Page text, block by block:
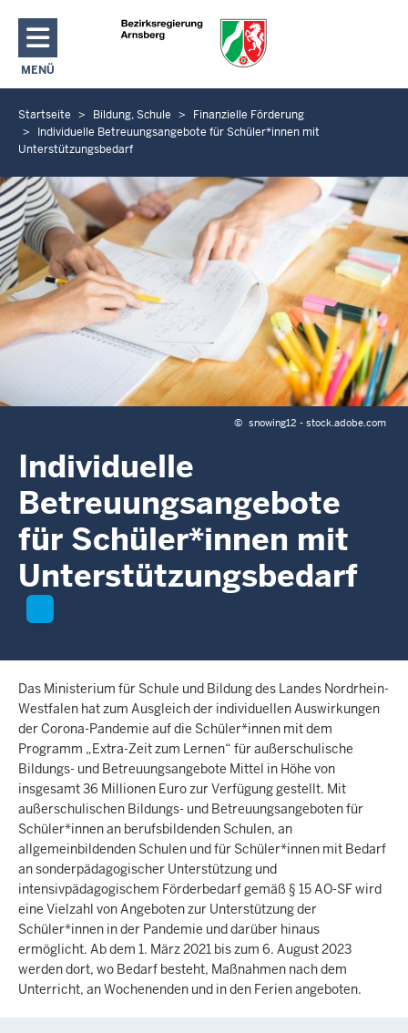
Direkt zum Inhalt
MENÜ
NAVIGATION AKTIVIEREN/DEAKTIVIEREN: HAUPTMENÜ
S
i
b
e
f
i
n
d
e
n
h
i
e
r
Startseite Bildung, Schule
Finanzielle Förderung
Individuelle Betreuungsangebote für Schüler*innen mit
Unterstützungsbedarf
© snowing12 - stock.adobe.com
Individuelle
Betreuungsangebote
für Schüler*innen mit
Unterstützungsbedarf
Das Ministerium für Schule und Bildung des Landes Nordrhein-
Westfalen hat zum Ausgleich der individuellen Auswirkungen
der Corona-Pandemie auf die Schüler*innen mit dem
Programm „Extra-Zeit zum Lernen“ für außerschulische
Bildungs- und Betreuungsangebote Mittel in Höhe von
insgesamt 36 Millionen Euro zur Verfügung gestellt. Mit
außerschulischen Bildungs- und Betreuungsangeboten für
Schüler*innen an berufsbildenden Schulen, an
allgemeinbildenden Schulen und für Schüler*innen mit Bedarf
an sonderpädagogischer Unterstützung und
intensivpädagogischem Förderbedarf gemäß § 15 AO-SF wird
eine Vielzahl von Angeboten zur Unterstützung der
Schüler*innen in der Pandemie und darüber hinaus
ermöglicht. Ab dem 1. März 2021 bis zum 6. August 2023
werden dort, wo Bedarf besteht, Maßnahmen nach dem
Unterricht, an Wochenenden und in den Ferien angeboten.